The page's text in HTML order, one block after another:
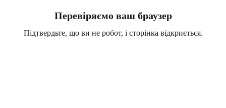
Перевіряємо ваш браузер
Підтвердьте, що ви не робот, і сторінка відкриється.